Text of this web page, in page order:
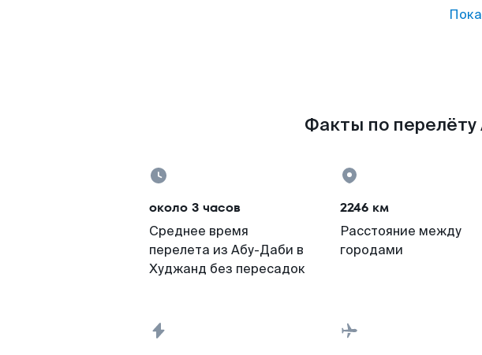
Факты по перелёту
около 3 часов
Среднее время
перелета из Абу-Даби в
Худжанд без пересадок
2246 км
Расстояние между
городами